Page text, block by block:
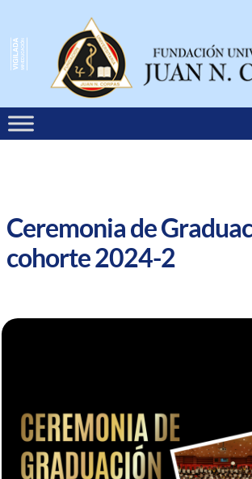
Ceremonia de
cohorte 2024-2